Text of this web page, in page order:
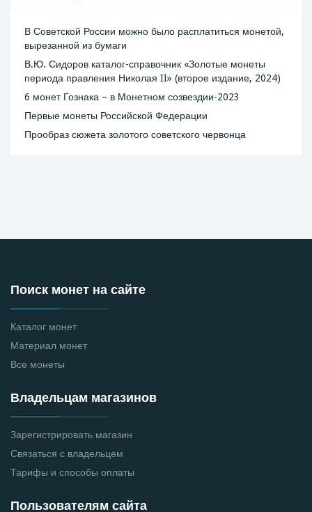
В Советской России можно было расплатиться монетой,
вырезанной из бумаги
В.Ю. Сидоров каталог-справочник «Золотые монеты
периода правления Николая II» (второе издание, 2024)
6 монет Гознака – в Монетном созвездии-2023
Первые монеты Российской Федерации
Прообраз сюжета золотого советского червонца
Поиск монет на сайте
Каталог монет
Материал монет
Все монеты
Владельцам магазинов
Зарегистрировать магазин
Связаться с владельцем
Тарифы и способы оплаты
Пользователям сайта